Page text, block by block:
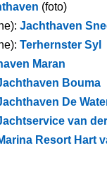
(foto)
Jachthaven
Terhernster Syl
Maran
Bouma
De
van
Resort Hart